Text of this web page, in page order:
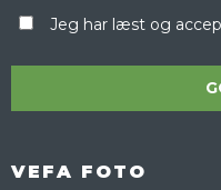
Jeg har læst og
VEFA FOTO